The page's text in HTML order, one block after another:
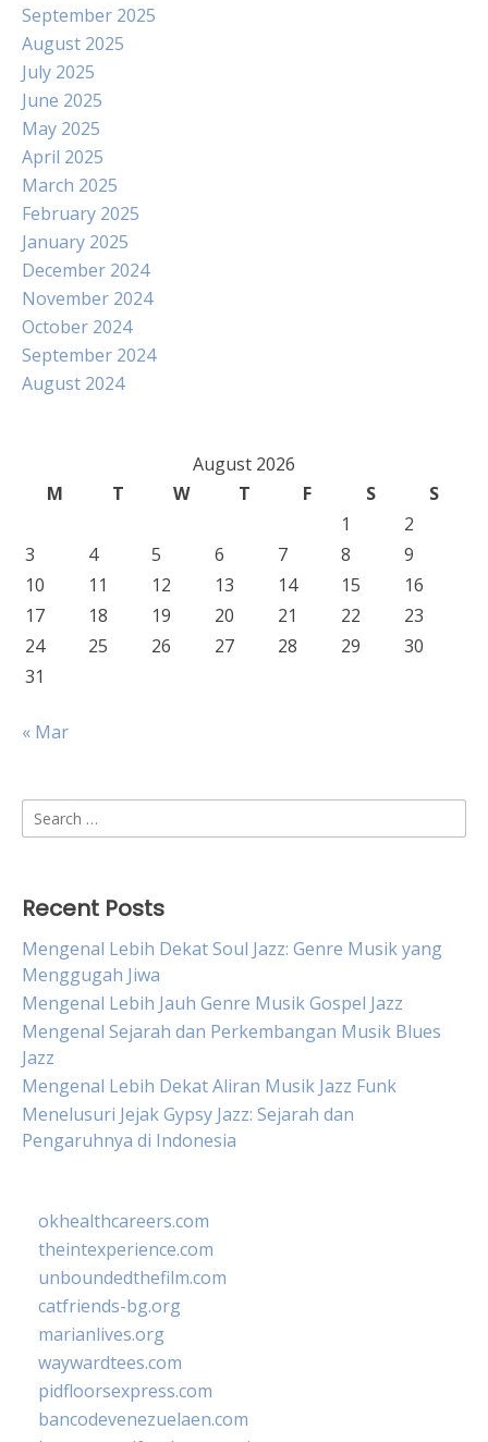
September 2025
August 2025
July 2025
June 2025
May 2025
April 2025
March 2025
February 2025
January 2025
December 2024
November 2024
October 2024
September 2024
August 2024
August 2026
M
T W T F S
S
1
2
3
4 5 6 7 8
9
10
11 12 13 14 15
16
17
18 19 20 21 22
23
24
25 26 27 28 29
30
31
« Mar
Search
for:
Recent Posts
Mengenal Lebih Dekat Soul Jazz: Genre Musik yang
Menggugah Jiwa
Mengenal Lebih Jauh Genre Musik Gospel Jazz
Mengenal Sejarah dan Perkembangan Musik Blues
Jazz
Mengenal Lebih Dekat Aliran Musik Jazz Funk
Menelusuri Jejak Gypsy Jazz: Sejarah dan
Pengaruhnya di Indonesia
okhealthcareers.com
theintexperience.com
unboundedthefilm.com
catfriends-bg.org
marianlives.org
waywardtees.com
pidfloorsexpress.com
bancodevenezuelaen.com